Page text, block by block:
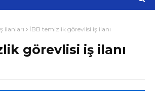
ilanları İBB temizlik görevlisi iş ilanı
görevlisi iş ilanı